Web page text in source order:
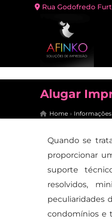
Rua Godofredo
Alugar
Home » Informações
Quando se
proporcionar
suporte
resolvidos,
peculiaridades
condomínios e